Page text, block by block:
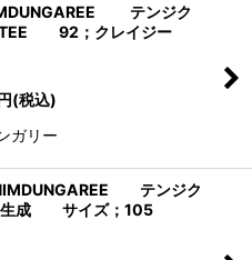
テンジク
TEE 92；クレイジー
(税込)
リー
テンジク
生成 サイズ；105